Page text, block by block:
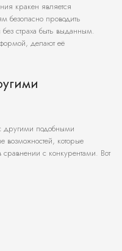
кракен является
безопасно проводить
страха быть выданным.
делают её
другими подобными
возможностей, которые
с конкурентами. Вот